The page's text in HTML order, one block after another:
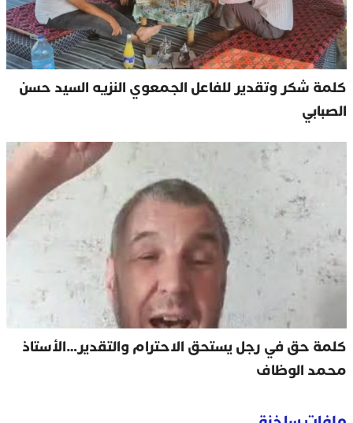
كلمة شكر وتقدير للفاعل الجمعوي النزيه السيد حسن
الصبابي
كلمة حق في رجل يستحق الاحترام والتقدير…الأستاذ
محمد الوظاف